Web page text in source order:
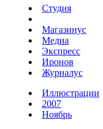
Студия
Магазинус
Медиа
Экспресс
Иронов
Журналус
Иллюстрации
2007
Ноябрь